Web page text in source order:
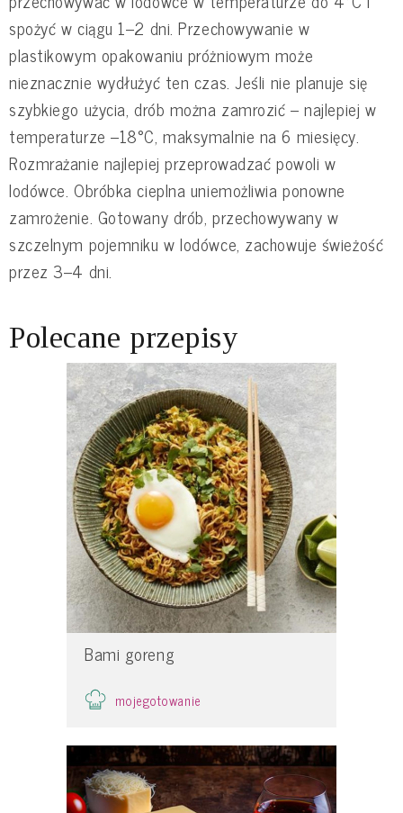
spożyć w ciągu 1–2 dni. Przechowywanie w
plastikowym opakowaniu próżniowym może
nieznacznie wydłużyć ten czas. Jeśli nie planuje się
szybkiego użycia, drób można zamrozić – najlepiej w
temperaturze –18°C, maksymalnie na 6 miesięcy.
Rozmrażanie najlepiej przeprowadzać powoli w
lodówce. Obróbka cieplna uniemożliwia ponowne
zamrożenie. Gotowany drób, przechowywany w
szczelnym pojemniku w lodówce, zachowuje świeżość
przez 3–4 dni.
Polecane przepisy
Bami goreng
mojegotowanie